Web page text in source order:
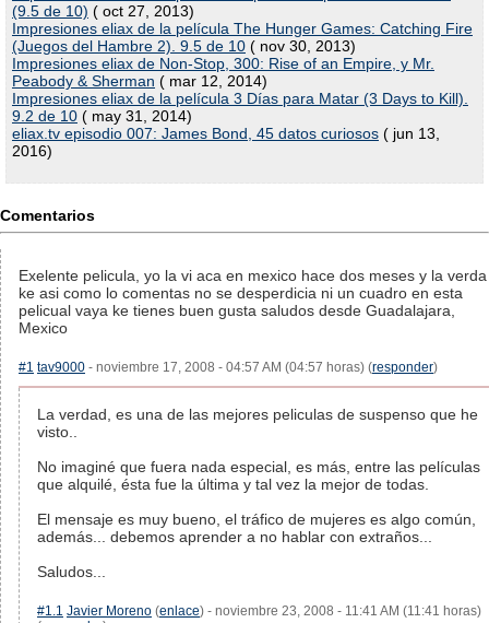
(9.5 de 10) ( oct 27, 2013)
Impresiones eliax de la película The Hunger Games: Catching Fire
(Juegos del Hambre 2). 9.5 de 10 ( nov 30, 2013)
Impresiones eliax de Non-Stop, 300: Rise of an Empire, y Mr.
Peabody & Sherman ( mar 12, 2014)
Impresiones eliax de la película 3 Días para Matar (3 Days to Kill).
9.2 de 10 ( may 31, 2014)
eliax.tv episodio 007: James Bond, 45 datos curiosos ( jun 13,
2016)
Comentarios
Exelente pelicula, yo la vi aca en mexico hace dos meses y la verda
ke asi como lo comentas no se desperdicia ni un cuadro en esta
pelicual vaya ke tienes buen gusta saludos desde Guadalajara,
Mexico
#1 tav9000 - noviembre 17, 2008 - 04:57 AM (04:57 horas) (responder)
La verdad, es una de las mejores peliculas de suspenso que he
visto..
No imaginé que fuera nada especial, es más, entre las películas
que alquilé, ésta fue la última y tal vez la mejor de todas.
El mensaje es muy bueno, el tráfico de mujeres es algo común,
además... debemos aprender a no hablar con extraños...
Saludos...
#1.1 Javier Moreno (enlace) - noviembre 23, 2008 - 11:41 AM (11:41 horas)